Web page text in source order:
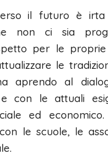
il futuro è
non ci sia
per le
le
aprendo al
e con le attuali
ed
le scuole, le